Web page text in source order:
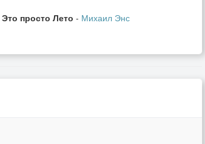
Это просто Лето - Михаил Энс